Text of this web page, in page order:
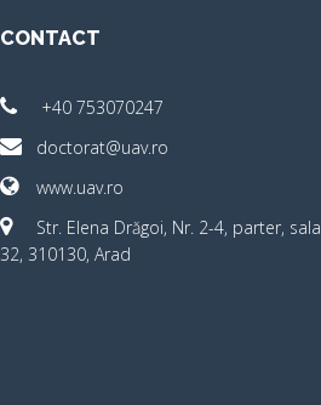
CONTACT
+40 753070247
doctorat@uav.ro
www.uav.ro
Str. Elena Drăgoi, Nr. 2-4, parter, sala
32, 310130, Arad